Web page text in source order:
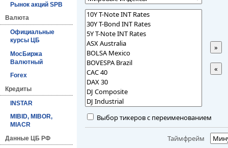
Рынок акций SPB
Валюта
Официальные
курсы ЦБ
МосБиржа
Валютный
Forex
Кредиты
INSTAR
MIBID, MIBOR,
MIACR
Данные ЦБ РФ
»
«
Выбор тикеров с переименованием
Таймфрейм